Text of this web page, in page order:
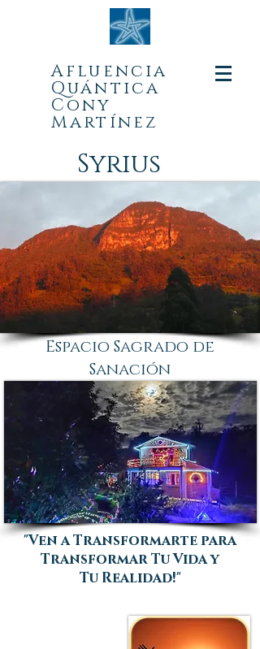
Afluencia
Quántica
Cony
Martínez
Syrius
Espacio Sagrado de
Sanación
"Ven a Transformarte para
Transformar Tu Vida y
Tu Realidad!"